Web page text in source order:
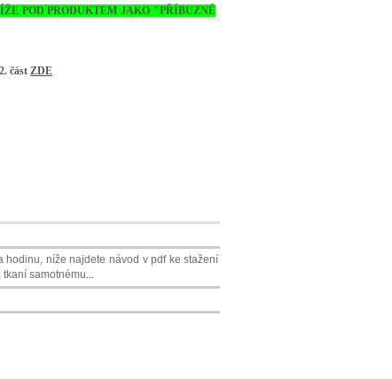
POD PRODUKTEM JAKO "PŘÍBUZNÉ
část ZDE
níže najdete návod v pdf ke stažení plus
samotnému